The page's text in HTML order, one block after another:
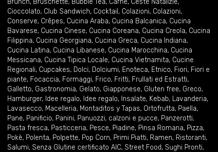
Brunch, Bruschette, Bubble Tea, Carne, Ceste Natalizie,
Cioccolato, Club Sandwich, Cocktail , Colazioni, Colazioni,
Conserve, Crêpes, Cucina Araba, Cucina Balcanica, Cucina
Bavarese, Cucina Cinese, Cucina Coreana, Cucina Creola, Cucina
Filippina, Cucina Georgiana, Cucina Greca, Cucina Indiana,
Cucina Latina, Cucina Libanese, Cucina Marocchina, Cucina
Messicana, Cucina Tipica Locale, Cucina Vietnamita, Cucine
Regionali, Cupcakes, Dolci, Dolciumi, Enoteca, Etnico, Fiori, Fiori e
piante, Focaccia, Formaggi, Frico, Fritti, Frullati ed Estratti,
Galletto, Gastronomia, Gelato, Giapponese, Gluten free, Greco,
Hamburger, Idee regalo, Idee regalo, Insalate, Kebab, Lavanderia,
Lavasecco, Macelleria, Montaditos y Tapas, Ortofrutta, Paella,
Pane, Panificio, Panini, Panuozzi, calzoni e pucce, Panzerotti,
Pasta fresca, Pasticceria, Pesce, Piadine, Pinsa Romana, Pizza,
Pokè, Polenta, Polpette, Pop Corn, Primi Piatti, Ramen, Ristoranti,
Salumi, Senza Glutine certificato AIC, Street Food, Sughi Pronti,